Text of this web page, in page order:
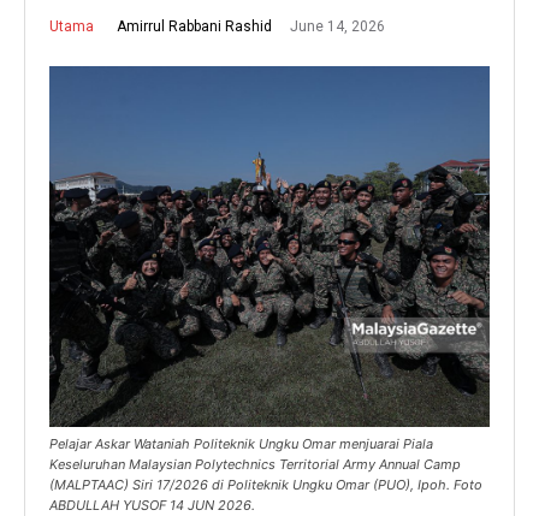
Utama Amirrul Rabbani Rashid June 14, 2026
Pelajar Askar Wataniah Politeknik Ungku Omar menjuarai Piala
Keseluruhan Malaysian Polytechnics Territorial Army Annual Camp
(MALPTAAC) Siri 17/2026 di Politeknik Ungku Omar (PUO), Ipoh. Foto
ABDULLAH YUSOF 14 JUN 2026.